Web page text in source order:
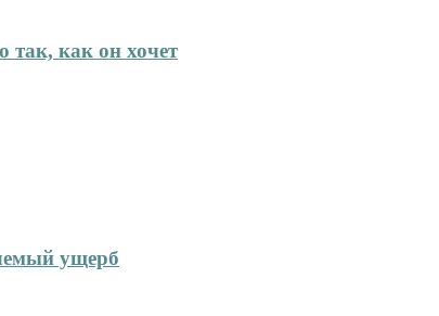
так, как он хочет
ущерб